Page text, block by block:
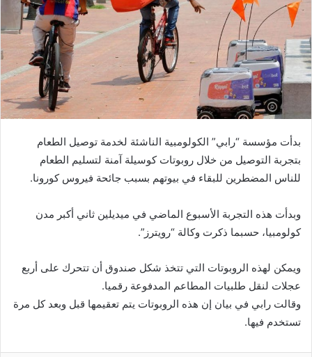
بدأت مؤسسة “رابي” الكولومبية الناشئة لخدمة توصيل الطعام
بتجربة التوصيل من خلال روبوتات كوسيلة آمنة لتسليم الطعام
للناس المضطرين للبقاء في بيوتهم بسبب جائحة فيروس كورونا.
وبدأت هذه التجربة الأسبوع الماضي في ميديلين ثاني أكبر مدن
كولومبيا، حسبما ذكرت وكالة “رويترز”.
ويمكن لهذه الروبوتات التي تتخذ شكل صندوق أن تتحرك على أربع
عجلات لنقل طلبيات المطاعم المدفوعة رقميا.
وقالت رابي في بيان إن هذه الروبوتات يتم تعقيمها قبل وبعد كل مرة
تستخدم فيها.